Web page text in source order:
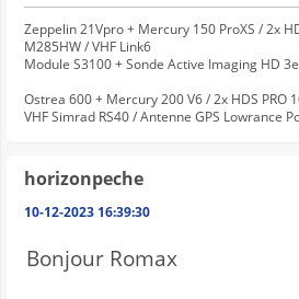
Zeppelin 21Vpro + Mercury 150 ProXS / 2x
M285HW / VHF Link6
Module S3100 + Sonde Active Imaging HD
Ostrea 600 + Mercury 200 V6 / 2x HDS PRO
VHF Simrad RS40 / Antenne GPS Lowrance
horizonpeche
10-12-2023 16:39:30
Bonjour Romax